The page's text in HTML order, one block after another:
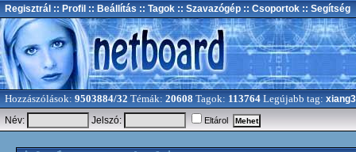
Regisztrál :: Profil :: Beállítás :: Tagok :: Szavazógép :: Csoportok :: Segítség
Hozzászólások: 9503884/32 Témák: 20608 Tagok: 113764 Legújabb tag:
Név:
Jelszó: Eltárol